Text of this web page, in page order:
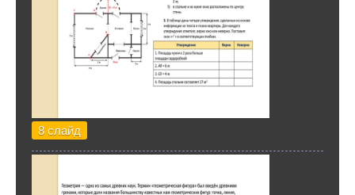
8 слайд